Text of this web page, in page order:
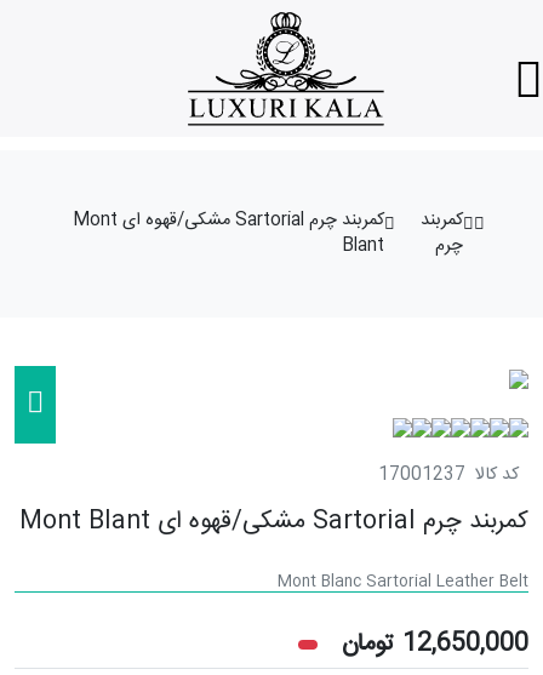
کمربند
چرم
کمربند چرم Sartorial مشکی/قهوه ای Mont
Blant
کد کالا 17001237
کمربند چرم Sartorial مشکی/قهوه ای Mont Blant
Mont Blanc Sartorial Leather Belt
12,650,000 تومان